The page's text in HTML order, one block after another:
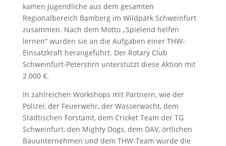
kamen Jugendliche aus dem gesamten
Regionalbereich Bamberg im Wildpark Schweinfurt
zusammen. Nach dem Motto „Spielend helfen
lernen“ wurden sie an die Aufgaben einer THW-
Einsatzkraft herangeführt. Der Rotary Club
Schweinfurt-Peterstirn unterstützt diese Aktion mit
2.000 €.
In zahlreichen Workshops mit Partnern, wie der
Polizei, der Feuerwehr, der Wasserwacht, dem
Städtischen Forstamt, dem Cricket Team der TG
Schweinfurt, den Mighty Dogs, dem DAV, örtlichen
Bauunternehmen und dem THW-Team wurde die